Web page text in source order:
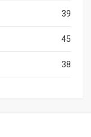
39
45
38